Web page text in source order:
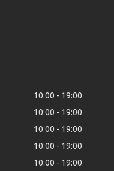
10:00
19:00
10:00
19:00
10:00
19:00
10:00
19:00
10:00
19:00